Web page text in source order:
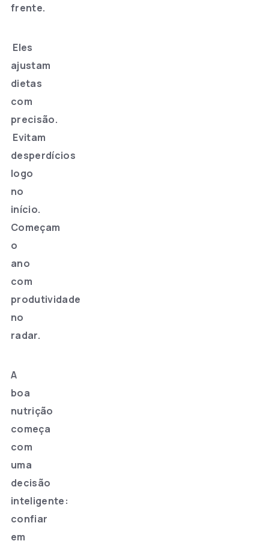
frente.
Eles
ajustam
dietas
com
precisão.
Evitam
desperdícios
logo
no
início.
Começam
o
ano
com
produtividade
no
radar.
A
boa
nutrição
começa
com
uma
decisão
inteligente:
confiar
em